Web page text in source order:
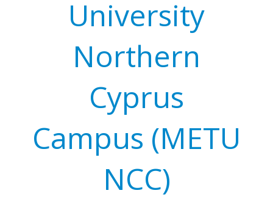
University
Northern
Cyprus
Campus (METU
NCC)